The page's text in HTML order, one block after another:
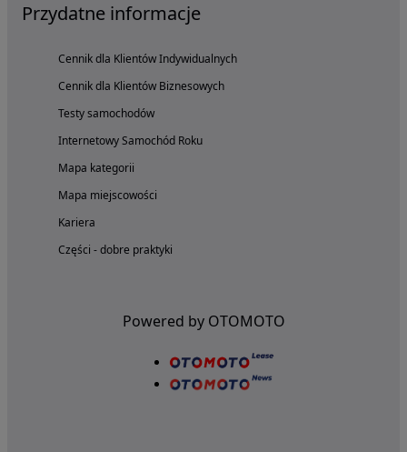
Przydatne informacje
Cennik dla Klientów Indywidualnych
Cennik dla Klientów Biznesowych
Testy samochodów
Internetowy Samochód Roku
Mapa kategorii
Mapa miejscowości
Kariera
Części - dobre praktyki
Powered by OTOMOTO